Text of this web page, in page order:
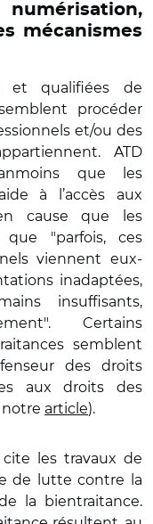
numérisation,
mécanismes
et qualifiées de
procéder
et/ou des
ATD
que les
à l’accès aux
cause que les
que "parfois, ces
viennent eux-
inadaptées,
insuffisants,
Certains
semblent
des droits
aux droits des
notre article).
cite les travaux de
de lutte contre la
la bientraitance.